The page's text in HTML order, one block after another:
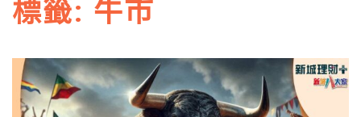
標籤: 牛市